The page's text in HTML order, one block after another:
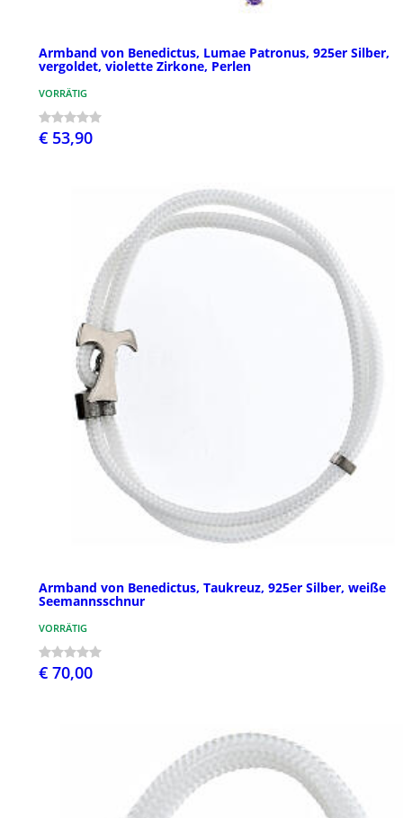
Armband von Benedictus, Lumae Patronus, 925er Silber,
vergoldet, violette Zirkone, Perlen
VORRÄTIG
€ 53,90
Armband von Benedictus, Taukreuz, 925er Silber, weiße
Seemannsschnur
VORRÄTIG
€ 70,00